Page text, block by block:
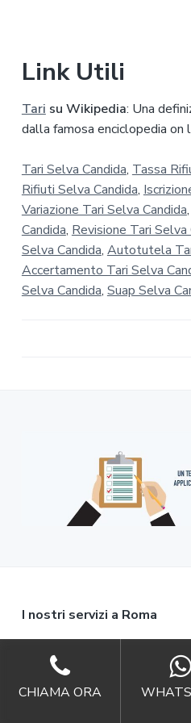
Link Utili
Tarisu Wikipedia: Una
dalla famosa enciclopedia on
Tari Selva Candida, Tassa
Rifiuti Selva Candida,
Variazione Tari Selva Candida,
Candida, Revisione Tari Selva
Selva Candida, Autotutela
Accertamento Tari Selva
Selva Candida, Suap Selva
I nostri servizi a Roma
Suap Roma
CHIAMA ORA